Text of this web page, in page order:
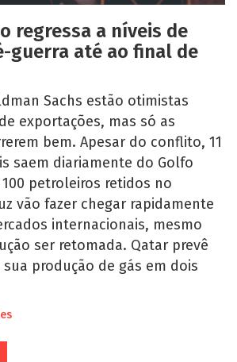
regressa a níveis de
guerra até ao final de
Sachs estão otimistas
exportações, mas só as
bem. Apesar do conflito, 11
saem diariamente do Golfo
100 petroleiros retidos no
vão fazer chegar rapidamente
internacionais, mesmo
ser retomada. Qatar prevê
produção de gás em dois